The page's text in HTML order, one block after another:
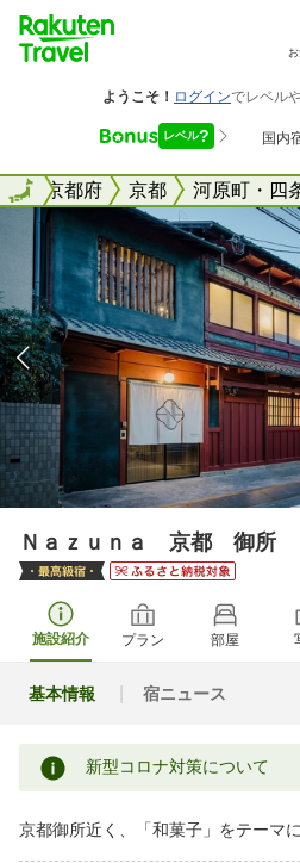
お
全国京都府 京都 河原町・四
全国
Ｎａｚｕｎａ 京都 御所
施設紹介 プラン 部屋
基本情報 宿ニュース
新型コロナ対策について
京都御所近く、「和菓子」をテーマ